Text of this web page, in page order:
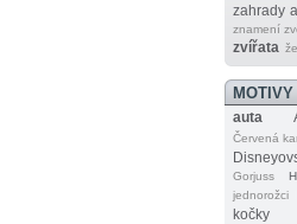
zahrady
znamení
zvířata
MOTIVY
auta
Červená
Gorjuss
jednorožci
kočky